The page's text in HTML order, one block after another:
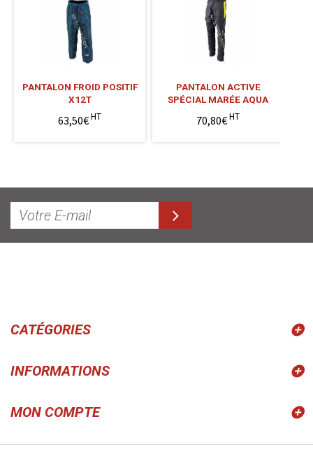
PANTALON FROID POSITIF
X12T
63,50€HT
PANTALON ACTIVE
SPÉCIAL MARÉE AQUA
70,80€HT
CATÉGORIES
INFORMATIONS
MON COMPTE